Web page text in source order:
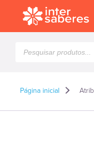
produtos
Página inicial